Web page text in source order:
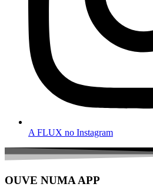
A FLUX no Instagram
OUVE NUMA APP